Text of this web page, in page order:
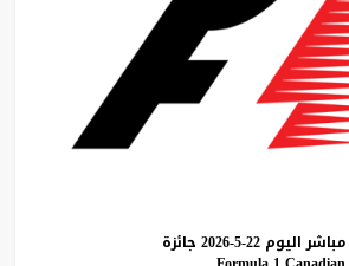
مباشر اليوم 22-5-2026
جائزة